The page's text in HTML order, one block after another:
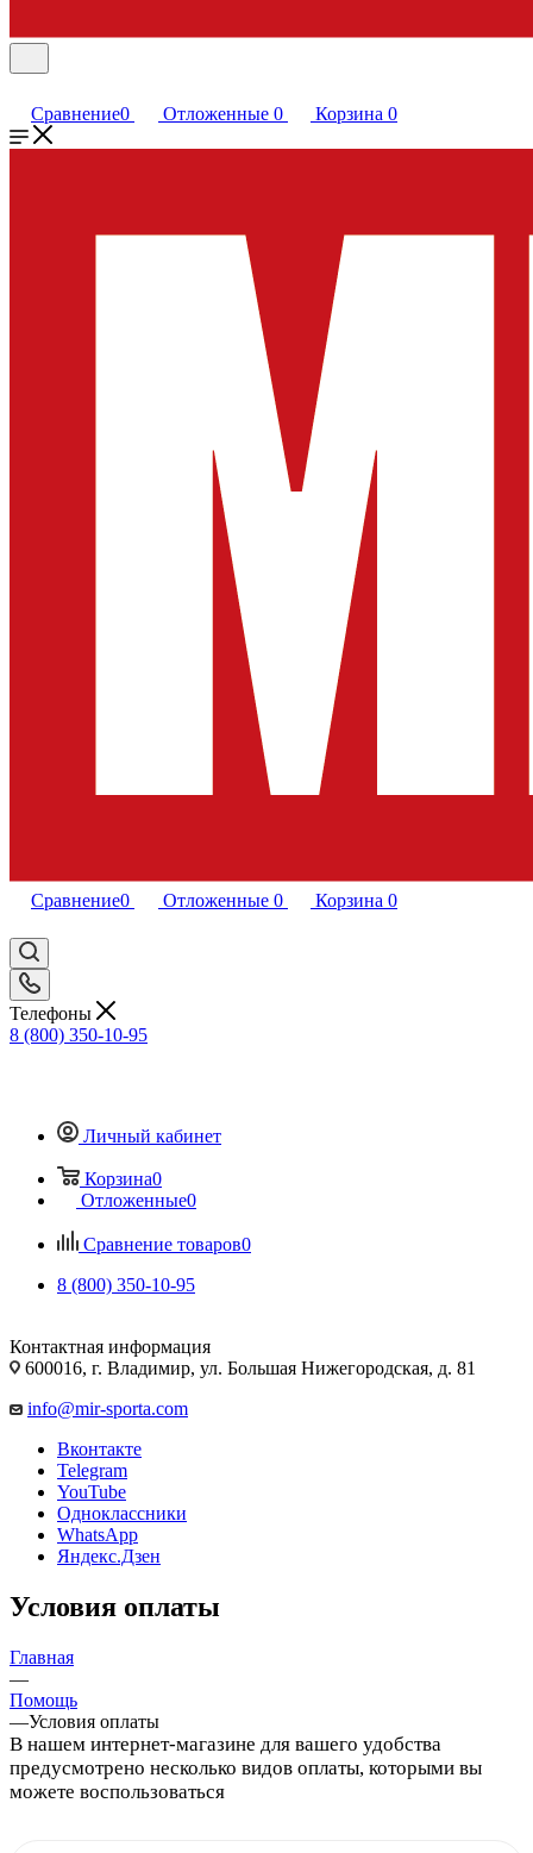
Сравнение0 Отложенные 0 Корзина 0
Сравнение0 Отложенные 0 Корзина 0
Телефоны
8 (800) 350-10-95
Личный кабинет
Корзина0
Отложенные0
Сравнение товаров0
8 (800) 350-10-95
Контактная информация
600016, г. Владимир, ул. Большая Нижегородская, д. 81
info@mir-sporta.com
Вконтакте
Telegram
YouTube
Одноклассники
WhatsApp
Яндекс.Дзен
Условия оплаты
Главная
—
Помощь
—Условия оплаты
В нашем интернет-магазине для вашего удобства
предусмотрено несколько видов оплаты, которыми вы
можете воспользоваться